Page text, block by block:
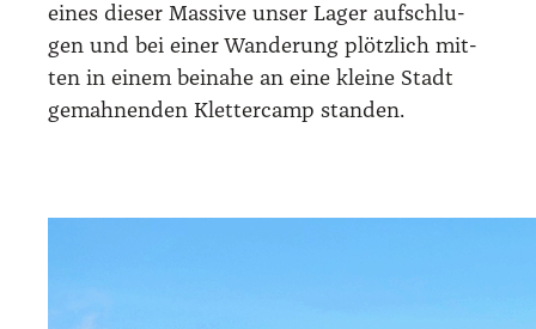
eines die­ser Mas­si­ve unser Lager auf­schlu­
gen und bei einer Wan­de­rung plötz­lich mit­
ten in einem bei­na­he an eine klei­ne Stadt
gemah­nen­den Klet­ter­camp stan­den.